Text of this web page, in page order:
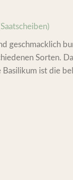
geschmacklich
Sorten.
Basilikum ist die